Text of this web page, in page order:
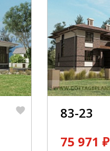
83-23
75 971 ₽